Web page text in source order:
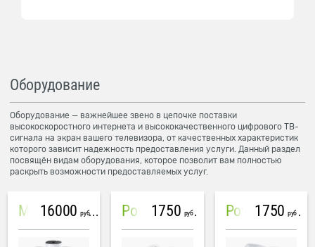
Оборудование
Оборудование — важнейшее звено в цепочке поставки
высокоскоростного интернета и высококачественного цифрового ТВ-
сигнала на экран вашего телевизора, от качественных характеристик
которого зависит надежность предоставления услуги. Данный раздел
посвящён видам оборудования, которое позволит вам полностью
раскрыть возможности предоставляемых услуг.
Mesh система TP-Link Deco M4 (3 устройства)
16000 руб PowerLine Tenda PH6
1750 руб PowerLine TP-Link AV600
1750 руб